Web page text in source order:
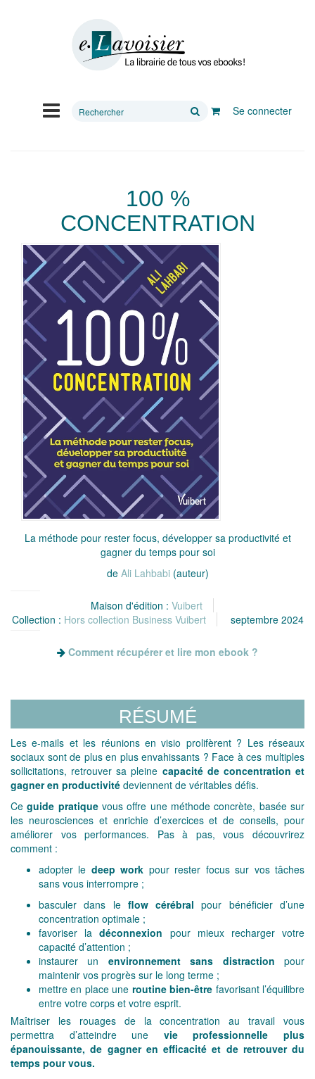
Rechercher
Se connecter
100 %
CONCENTRATION
La méthode pour rester focus, développer sa productivité et
gagner du temps pour soi
de Ali Lahbabi(auteur)
Maison d'édition : Vuibert
Collection : Hors collection Business Vuibert septembre 2024
Comment récupérer et lire mon ebook ?
RÉSUMÉ
Les e-mails et les réunions en visio prolifèrent ? Les réseaux
sociaux sont de plus en plus envahissants ? Face à ces multiples
sollicitations, retrouver sa pleine capacité de concentration et
gagner en productivité deviennent de véritables défis.
Ceguide pratiquevous offre une méthode concrète, basée sur
les neurosciences et enrichie d’exercices et de conseils, pour
améliorer vos performances. Pas à pas, vous découvrirez
comment :
adopter le deep work pour rester focus sur vos tâches
sans vous interrompre ;
basculer dans le flow cérébralpour bénéficier d’une
concentration optimale ;
favoriser ladéconnexion pour mieux recharger votre
capacité d’attention ;
instaurer un environnement sans distractionpour
maintenir vos progrès sur le long terme ;
mettre en place une routine bien-être favorisant l’équilibre
entre votre corps et votre esprit.
Maîtriser les rouages de la concentration au travail vous
permettra d’atteindre une vie professionnelle plus
épanouissante, de gagner en efficacité et de retrouver du
temps pour vous.